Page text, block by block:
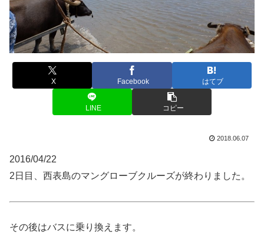
X Facebook はてブ
LINE コピー
2018.06.07
2016/04/22
2日目、西表島のマングローブクルーズが終わりました。
その後はバスに乗り換えます。